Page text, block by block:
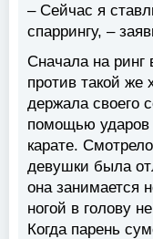
– Сейчас я
спаррингу, –
Сначала на
против такой же
держала своего
помощью ударов
карате.
девушки была
она занимается
ногой в голову
Когда парень